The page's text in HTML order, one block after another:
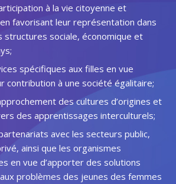
à la vie citoyenne et
favorisant leur représentation dans
structures sociale, économique et
spécifiques aux filles en vue
contribution à une société égalitaire;
des cultures d’origines et
des apprentissages interculturels;
avec les secteurs public,
ainsi que les organismes
en vue d’apporter des solutions
problèmes des jeunes des femmes